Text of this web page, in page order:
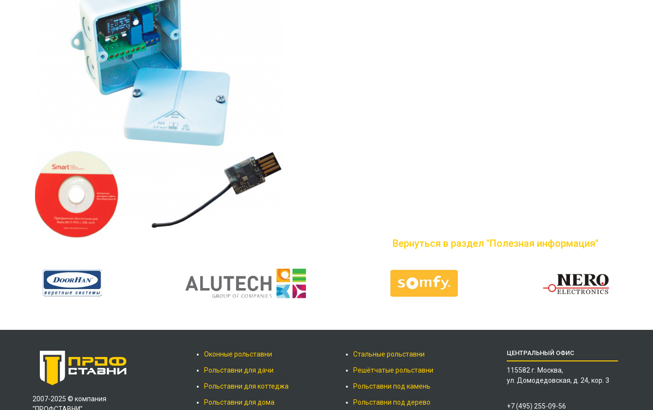
Вернуться в раздел "Полезная информация"
2007-2025 © компания
Оконные рольставни
Рольставни для дачи
Рольставни для коттеджа
Рольставни для дома
Стальные рольставни
Решётчатые рольставни
Рольставни под камень
Рольставни под дерево
ЦЕНТРАЛЬНЫЙ ОФИС
115582 г. Москва,
ул. Домодедовская, д. 24, кор. 3
+7 (495) 255-09-56